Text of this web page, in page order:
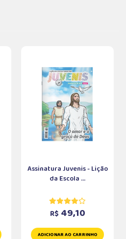
Assinatura Juvenis - Lição
da Escola ...
R$ 49,10
ADICIONAR AO CARRINHO